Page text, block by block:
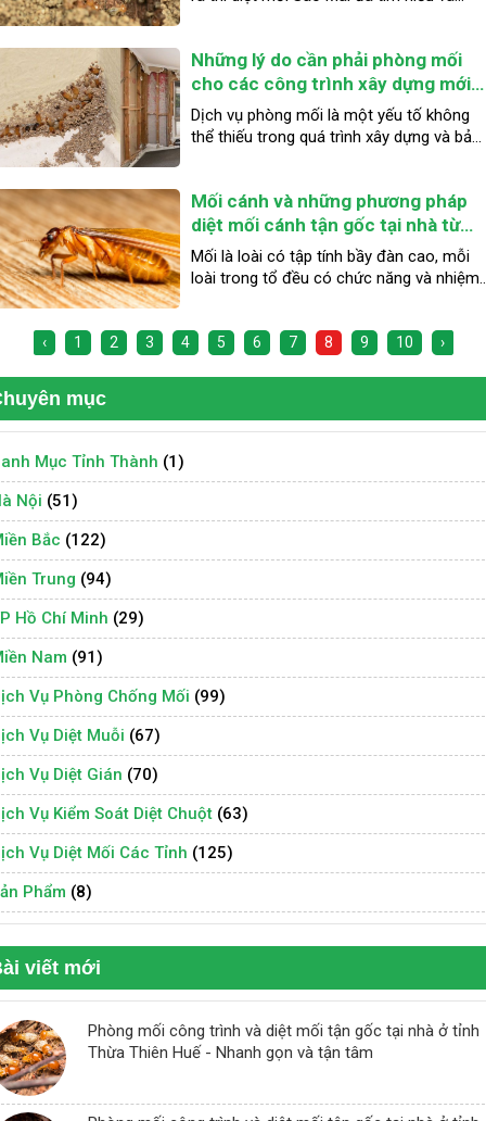
và an tâm mọi người.
Những lý do cần phải phòng mối
cho các công trình xây dựng mới?
Chia sẻ từ Diệt mối Sao Mai?
Dịch vụ phòng mối là một yếu tố không
thể thiếu trong quá trình xây dựng và bảo
trình, đảm bảo tính ổn định và an toàn
cho người sử dụng.
Mối cánh và những phương pháp
diệt mối cánh tận gốc tại nhà từ
Diệt Mối Sao Mai?
Mối là loài có tập tính bầy đàn cao, mỗi
loài trong tổ đều có chức năng và nhiệm
‹ 1 2 3 4 5 6 7 8 9 10 ›
mục
Mục Tỉnh Thành (1)
Nội (51)
Bắc (122)
Trung (94)
Hồ Chí Minh (29)
Nam (91)
Vụ Phòng Chống Mối (99)
Vụ Diệt Muỗi (67)
Vụ Diệt Gián (70)
Vụ Kiểm Soát Diệt Chuột (63)
Vụ Diệt Mối Các Tỉnh (125)
Phẩm (8)
viết mới
Phòng mối công trình và diệt mối tận gốc tại nhà ở tỉnh
Thừa Thiên Huế - Nhanh gọn và tận tâm